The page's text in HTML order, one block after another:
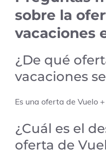
sobre la
vacaciones
¿De qué
vacaciones
Es una oferta de Vuelo
¿Cuál es el
oferta de